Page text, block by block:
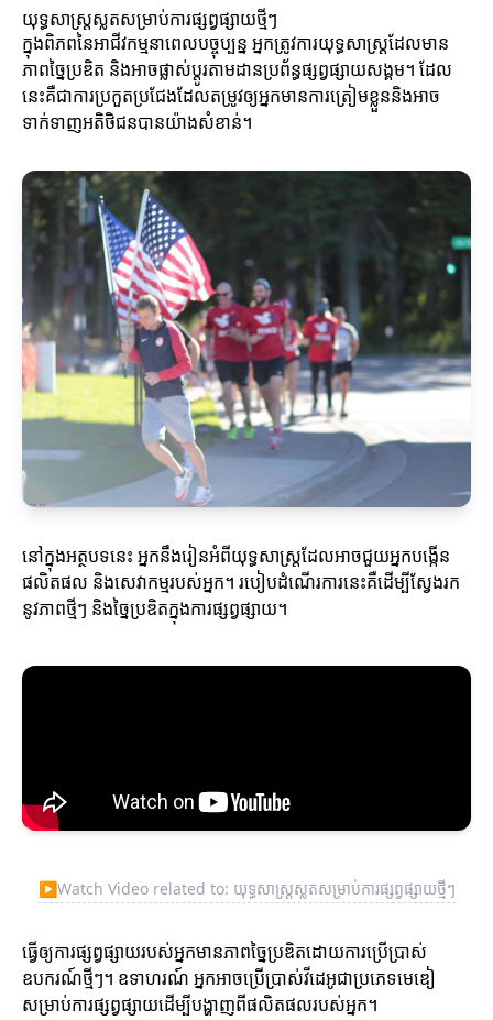
យុទ្ធសាស្ត្រស្លតសម្រាប់ការផ្សព្វផ្សាយថ្មីៗ
ក្នុងពិភពនៃអាជីវកម្មនាពេលបច្ចុប្បន្ន អ្នកត្រូវការយុទ្ធសាស្ត្រដែលមាន
ភាពច្នៃប្រឌិត និងអាចផ្លាស់ប្តូរតាមដានប្រព័ន្ធផ្សព្វផ្សាយសង្គម។ ដែល
នេះគឺជាការប្រកួតប្រជែងដែលតម្រូវឲ្យអ្នកមានការត្រៀមខ្លួននិងអាច
ទាក់ទាញអតិថិជនបានយ៉ាងសំខាន់។
នៅក្នុងអត្ថបទនេះ អ្នកនឹងរៀនអំពីយុទ្ធសាស្ត្រដែលអាចជួយអ្នកបង្កើន
ផលិតផល និងសេវាកម្មរបស់អ្នក។ របៀបដំណើរការនេះគឺដើម្បីស្វែងរក
នូវភាពថ្មីៗ និងច្នៃប្រឌិតក្នុងការផ្សព្វផ្សាយ។
▶Watch Video related to: យុទ្ធសាស្ត្រស្លតសម្រាប់ការផ្សព្វផ្សាយថ្មីៗ
ធ្វើឲ្យការផ្សព្វផ្សាយរបស់អ្នកមានភាពច្នៃប្រឌិតដោយការប្រើប្រាស់
ឧបករណ៍ថ្មីៗ។ ឧទាហរណ៍ អ្នកអាចប្រើប្រាស់វីដេអូជាប្រភេទមេឌៀ
សម្រាប់ការផ្សព្វផ្សាយដើម្បីបង្ហាញពីផលិតផលរបស់អ្នក។